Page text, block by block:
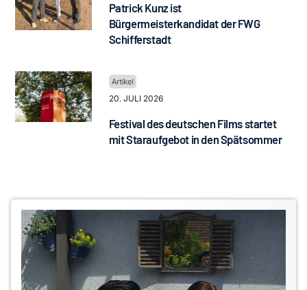
Patrick Kunz ist
Bürgermeisterkandidat der FWG
Schifferstadt
20. JULI 2026
Festival des deutschen Films startet
mit Staraufgebot in den Spätsommer